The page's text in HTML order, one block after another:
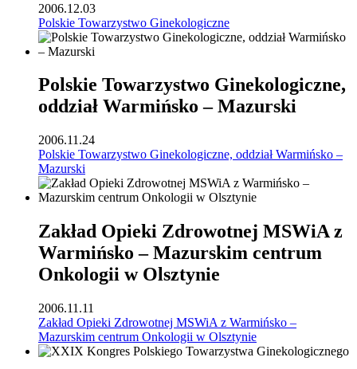
2006.12.03
Polskie Towarzystwo Ginekologiczne
Polskie Towarzystwo Ginekologiczne,
oddział Warmińsko – Mazurski
2006.11.24
Polskie Towarzystwo Ginekologiczne, oddział Warmińsko –
Mazurski
Zakład Opieki Zdrowotnej MSWiA z
Warmińsko – Mazurskim centrum
Onkologii w Olsztynie
2006.11.11
Zakład Opieki Zdrowotnej MSWiA z Warmińsko –
Mazurskim centrum Onkologii w Olsztynie